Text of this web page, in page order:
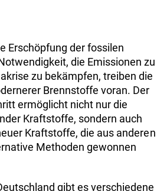
Erschöpfung der fossilen
die Emissionen zu
zu bekämpfen, treiben die
Brennstoffe voran. Der
ermöglicht nicht nur die
Kraftstoffe, sondern auch
Kraftstoffe, die aus anderen
Methoden gewonnen
gibt es verschiedene